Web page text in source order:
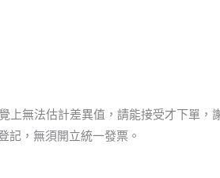
無法估計差異值，請能接受才下單，
記，無須開立統一發票。